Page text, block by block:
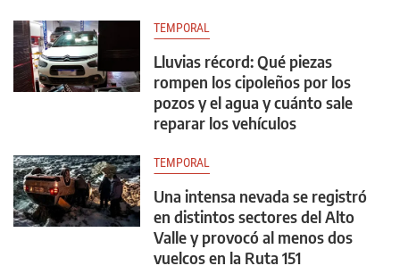
TEMPORAL
Lluvias récord: Qué piezas
rompen los cipoleños por los
pozos y el agua y cuánto sale
reparar los vehículos
TEMPORAL
Una intensa nevada se registró
en distintos sectores del Alto
Valle y provocó al menos dos
vuelcos en la Ruta 151